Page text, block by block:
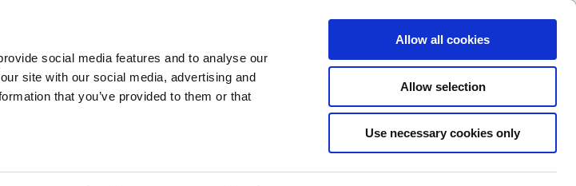
social media features and to analyse our
site with our social media, advertising and
that you’ve provided to them or that
Allow all cookies
Allow selection
Use necessary cookies only
Søg Indkøbskurv (0)
Barudstyr Tilbud Brands Slibning